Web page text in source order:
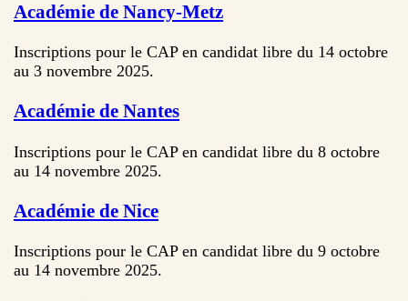
Académie de Nancy-Metz
Inscriptions pour le CAP en candidat libre du 14 octobre
au 3 novembre 2025.
Académie de Nantes
Inscriptions pour le CAP en candidat libre du 8 octobre
au 14 novembre 2025.
Académie de Nice
Inscriptions pour le CAP en candidat libre du 9 octobre
au 14 novembre 2025.